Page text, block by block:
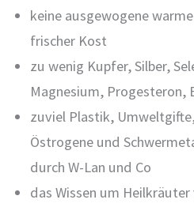
keine ausgewogene
frischer Kost
zu wenig Kupfer, Silber,
Magnesium, Progesteron,
zuviel Plastik,
Östrogene und
durch W-Lan und Co
das Wissen um